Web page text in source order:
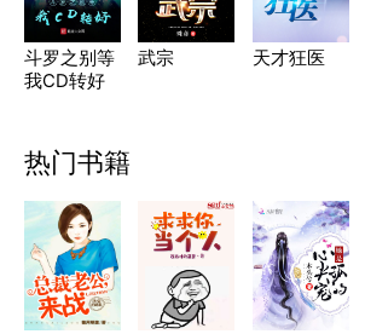
斗罗之别等
我CD转好
武宗 天才狂医
热门书籍